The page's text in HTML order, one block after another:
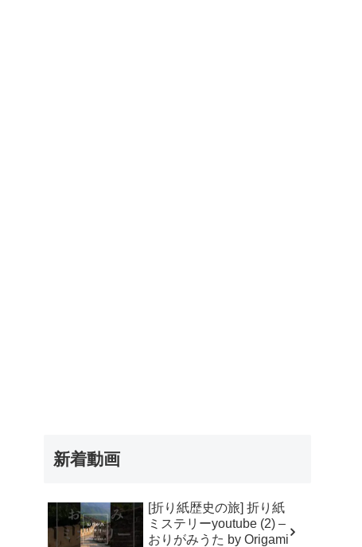
新着動画
[折り紙歴史の旅] 折り紙
ミステリーyoutube (2) –
おりがみうた by Origami